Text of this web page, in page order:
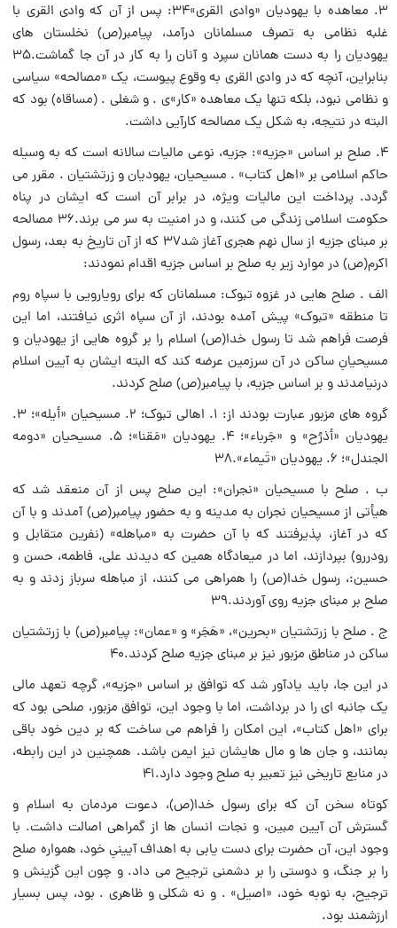
۳. معاهده با یهودیان «وادى القرى»۳۴: پس از آن که وادى القرى با
غلبه نظامى به تصرف مسلمانان درآمد، پیامبر(ص) نخلستان هاى
یهودیان را به دست همانان سپرد و آنان را به کار در آن جا گماشت.۳۵
بنابراین، آنچه که در وادى القرى به وقوع پیوست، یک «مصالحه» سیاسى
و نظامى نبود، بلکه تنها یک معاهده «کار»ى . و شغلى . (مساقاه) بود که
البته در نتیجه، به شکل یک مصالحه کارآیى داشت.
۴. صلح بر اساس «جزیه»: جزیه، نوعى مالیات سالانه است که به وسیله
حاکم اسلامى بر «اهل کتاب» . مسیحیان، یهودیان و زرتشتیان . مقرر مى
گردد. پرداخت این مالیات ویژه، در برابر آن است که ایشان در پناه
حکومت اسلامى زندگى مى کنند، و در امنیت به سر مى برند.۳۶ مصالحه
بر مبناى جزیه از سال نهم هجرى آغاز شد۳۷ که از آن تاریخ به بعد، رسول
اکرم(ص) در موارد زیر به صلح بر اساس جزیه اقدام نمودند:
الف . صلح هایى در غزوه تبوک: مسلمانان که براى رویارویى با سپاه روم
تا منطقه «تبوک» پیش آمده بودند، از آن سپاه اثرى نیافتند، اما این
فرصت فراهم شد تا رسول خدا(ص) اسلام را بر گروه هایى از یهودیان و
مسیحیانِ ساکن در آن سرزمین عرضه کند که البته ایشان به آیین اسلام
درنیامدند و بر اساس جزیه، با پیامبر(ص) صلح کردند.
گروه هاى مزبور عبارت بودند از: ۱. اهالى تبوک؛ ۲. مسیحیان «أیله»؛ ۳.
یهودیان «أذرُح» و «جَرباء»؛ ۴. یهودیان «مَقنا»؛ ۵. مسیحیان «دومه
الجندل»؛ ۶. یهودیان «تَیماء».۳۸
ب . صلح با مسیحیان «نجران»: این صلح پس از آن منعقد شد که
هیأتى از مسیحیان نجران به مدینه و به حضور پیامبر(ص) آمدند و با آن
که در آغاز، پذیرفتند که با آن حضرت به «مباهله» (نفرین متقابل و
رودررو) بپردازند، اما در میعادگاه همین که دیدند على، فاطمه، حسن و
حسین:، رسول خدا(ص) را همراهى مى کنند، از مباهله سرباز زدند و به
صلح بر مبناى جزیه روى آوردند.۳۹
ج . صلح با زرتشتیان «بحرین»، «هَجَر» و «عمان»: پیامبر(ص) با زرتشتیان
ساکن در مناطق مزبور نیز بر مبناى جزیه صلح کردند.۴۰
در این جا، باید یادآور شد که توافق بر اساس «جزیه»، گرچه تعهد مالى
یک جانبه اى را در برداشت، اما با وجود این، توافق مزبور، صلحى بود که
براى «اهل کتاب»، این امکان را فراهم مى ساخت که بر دین خود باقى
بمانند، و جان ها و مال هایشان نیز ایمن باشد. همچنین در این رابطه،
در منابع تاریخى نیز تعبیر به صلح وجود دارد.۴۱
کوتاه سخن آن که براى رسول خدا(ص)، دعوت مردمان به اسلام و
گسترش آن آیین مبین، و نجات انسان ها از گمراهى اصالت داشت. با
وجود این، آن حضرت براى دست یابى به اهداف آیینىِ خود، همواره صلح
را بر جنگ، و دوستى را بر دشمنى ترجیح مى داد. و چون این گزینش و
ترجیح، به نوبه خود، «اصیل» . و نه شکلى و ظاهرى . بود، پس بسیار
ارزشمند بود.